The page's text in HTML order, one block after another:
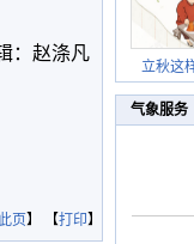
：赵涤凡
页】 【打印】
立秋这
气象服务